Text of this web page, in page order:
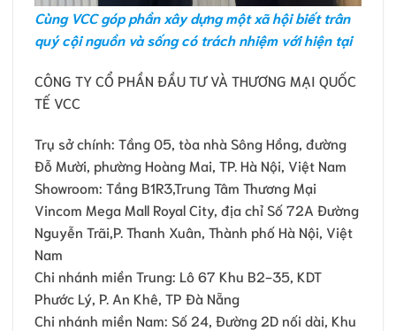
Cùng VCC góp phần xây dựng một xã hội biết trân
quý cội nguồn và sống có trách nhiệm với hiện tại
CÔNG TY CỔ PHẦN ĐẦU TƯ VÀ THƯƠNG MẠI QUỐC
TẾ VCC
Trụ sở chính: Tầng 05, tòa nhà Sông Hồng, đường
Đỗ Mười, phường Hoàng Mai, TP. Hà Nội, Việt Nam
Showroom: Tầng B1R3,Trung Tâm Thương Mại
Vincom Mega Mall Royal City, địa chỉ Số 72A Đường
Nguyễn Trãi,P. Thanh Xuân, Thành phố Hà Nội, Việt
Nam
Chi nhánh miền Trung: Lô 67 Khu B2-35, KDT
Phước Lý, P. An Khê, TP Đà Nẵng
Chi nhánh miền Nam: Số 24, Đường 2D nối dài, Khu